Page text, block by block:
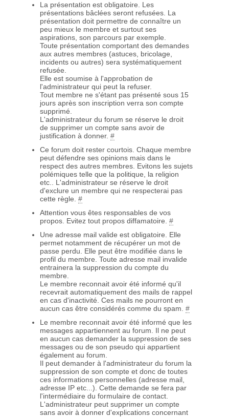
La présentation est obligatoire. Les
présentations bâclées seront refusées. La
présentation doit permettre de connaître un
peu mieux le membre et surtout ses
aspirations, son parcours par exemple.
Toute présentation comportant des demandes
aux autres membres (astuces, bricolage,
incidents ou autres) sera systématiquement
refusée.
Elle est soumise à l'approbation de
l'administrateur qui peut la refuser.
Tout membre ne s'étant pas présenté sous 15
jours après son inscription verra son compte
supprimé.
L'administrateur du forum se réserve le droit
de supprimer un compte sans avoir de
justification à donner. #
Ce forum doit rester courtois. Chaque membre
peut défendre ses opinions mais dans le
respect des autres membres. Evitons les sujets
polémiques telle que la politique, la religion
etc.. L'administrateur se réserve le droit
d'exclure un membre qui ne respecterai pas
cette règle. #
Attention vous êtes responsables de vos
propos. Evitez tout propos diffamatoire. #
Une adresse mail valide est obligatoire. Elle
permet notamment de récupérer un mot de
passe perdu. Elle peut être modifiée dans le
profil du membre. Toute adresse mail invalide
entrainera la suppression du compte du
membre.
Le membre reconnait avoir été informé qu'il
recevrait automatiquement des mails de rappel
en cas d'inactivité. Ces mails ne pourront en
aucun cas être considérés comme du spam. #
Le membre reconnait avoir été informé que les
messages appartiennent au forum. Il ne peut
en aucun cas demander la suppression de ses
messages ou de son pseudo qui appartient
également au forum.
Il peut demander à l'administrateur du forum la
suppression de son compte et donc de toutes
ces informations personnelles (adresse mail,
adresse IP etc...). Cette demande se fera par
l'intermédiaire du formulaire de contact.
L'administrateur peut supprimer un compte
sans avoir à donner d'explications concernant